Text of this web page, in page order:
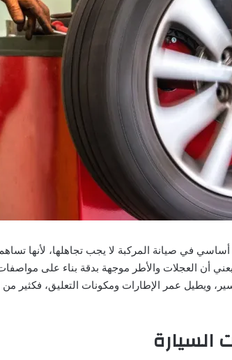
في صيانة المركبة لا يجب تجاهلها، لأنها
أن العجلات والأطر موجهة بدقة بناء على
ويطيل عمر الإطارات ومكونات التعليق، فكثير
السيارة